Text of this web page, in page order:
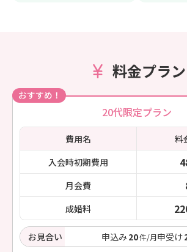
料金プラン
おすすめ！
20代限定プラン
費用名 料
入会時初期費用
月会費
成婚料
お見合い 申込み20件/月申受け